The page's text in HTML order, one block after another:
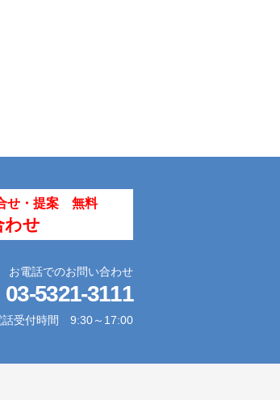
せ・提案 無料
わせ
お電話でのお問い合わせ
03-5321-3111
話受付時間 9:30～17:00